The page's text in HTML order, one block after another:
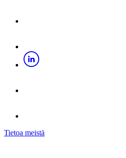
Tietoa meistä